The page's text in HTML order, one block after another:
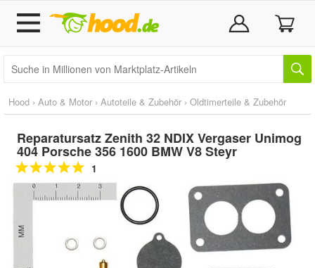
Hood › Auto & Motor › Autoteile & Zubehör › Oldtimerteile & Zubehör
Reparatursatz Zenith 32 NDIX Vergaser Unimog
404 Porsche 356 1600 BMW V8 Steyr
1